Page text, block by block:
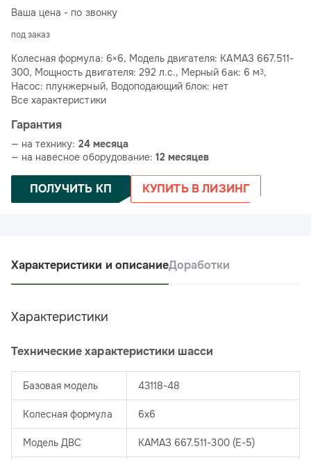
Ваша цена - по звонку
под заказ
Колесная формула: 6×6, Модель двигателя: КАМАЗ 667.511-
300, Мощность двигателя: 292 л.с., Мерный бак: 6 м3,
Насос: плунжерный, Водоподающий блок: нет
Все характеристики
Гарантия
— на технику: 24 месяца
— на навесное оборудование: 12 месяцев
ПОЛУЧИТЬ КП КУПИТЬ В ЛИЗИНГ
Характеристики и описаниеДоработки
Характеристики
Технические характеристики шасси
Базовая модель 43118-48
Колесная формула 6х6
Модель ДВС КАМАЗ 667.511-300 (Е-5)